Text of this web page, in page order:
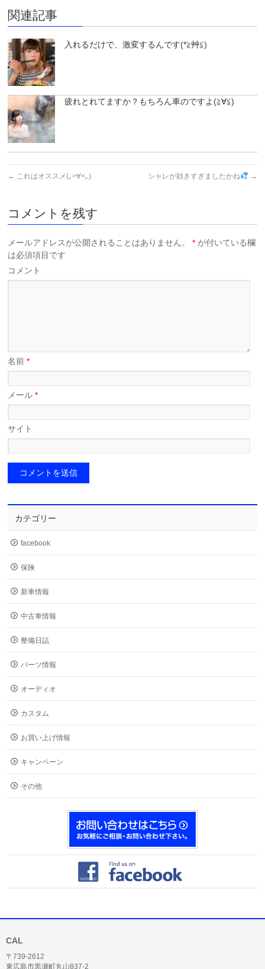
関連記事
入れるだけで、激変するんです(*≧艸≦)
疲れとれてますか？もちろん車のですよ(≧∀≦)
← これはオススメ(｡>∀<｡) シャレが効きすぎましたかね →
コメントを残す
メールアドレスが公開されることはありません。 * が付いている欄
は必須項目です
コメント
名前*
メール*
サイト
カテゴリー
facebook
保険
新車情報
中古車情報
整備日誌
パーツ情報
オーディオ
カスタム
お買い上げ情報
キャンペーン
その他
CAL
〒739-2612
東広島市黒瀬町丸山837-2